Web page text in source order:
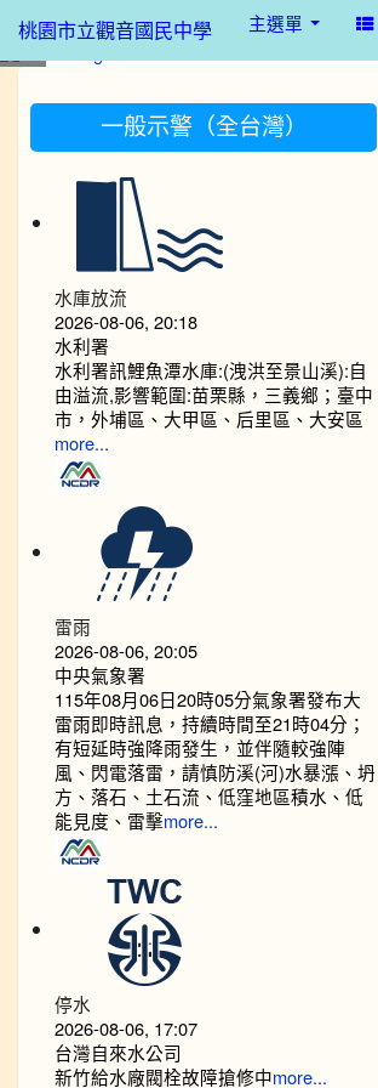
桃園市立觀音國民中學 主選單
一般示警（全台灣）
水庫放流
2026-08-06, 20:18
水利署
水利署訊鯉魚潭水庫:(洩洪至景山溪):自
由溢流,影響範圍:苗栗縣，三義鄉；臺中
市，外埔區、大甲區、后里區、大安區
more...
雷雨
2026-08-06, 20:05
中央氣象署
115年08月06日20時05分氣象署發布大
雷雨即時訊息，持續時間至21時04分；
有短延時強降雨發生，並伴隨較強陣
風、閃電落雷，請慎防溪(河)水暴漲、坍
方、落石、土石流、低窪地區積水、低
能見度、雷擊more...
停水
2026-08-06, 17:07
台灣自來水公司
新竹給水廠閥栓故障搶修中more...